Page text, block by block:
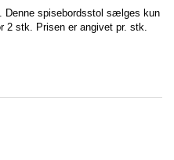
spisebordsstol sælges kun
2 stk. Prisen er angivet pr. stk.